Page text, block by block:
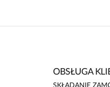
OBSŁUGA
SKŁADANIE